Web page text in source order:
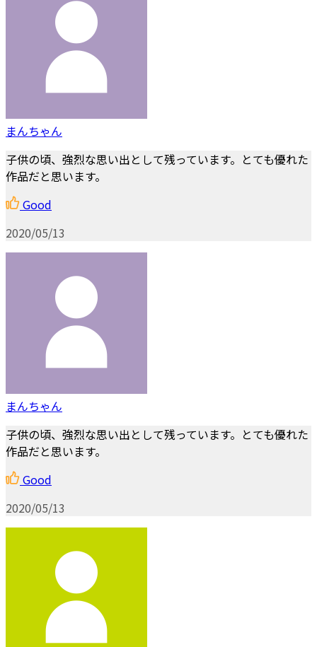
まんちゃん
子供の頃、強烈な思い出として残っています。とても優れた
作品だと思います。
Good
2020/05/13
まんちゃん
子供の頃、強烈な思い出として残っています。とても優れた
作品だと思います。
Good
2020/05/13